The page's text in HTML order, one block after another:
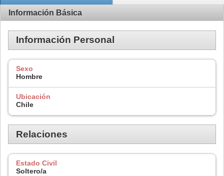
Información Básica
Información Personal
Sexo
Hombre
Ubicación
Chile
Relaciones
Estado Civil
Soltero/a